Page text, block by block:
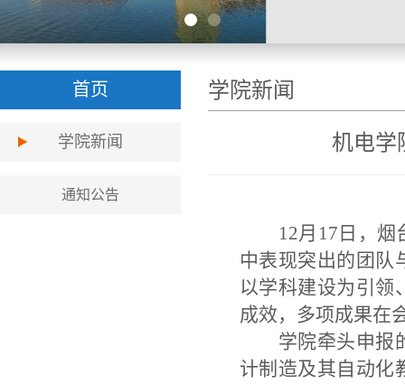
首页
学院新闻
通知公告
学院新闻
机电学
12月17日，
中表现突出的团队
以学科建设为引领
成效，多项成果在
学院牵头申报
计制造及其自动化